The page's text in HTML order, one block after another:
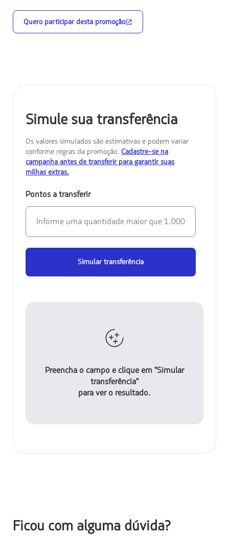
Quero participar desta promoção
Simule sua transferência
Os valores simulados são estimativas e podem variar
conforme regras da promoção. Cadastre-se na
campanha antes de transferir para garantir suas
milhas extras.
Pontos a transferir
Simular transferência
Preencha o campo e clique em "Simular
transferência"
para ver o resultado.
Ficou com alguma dúvida?